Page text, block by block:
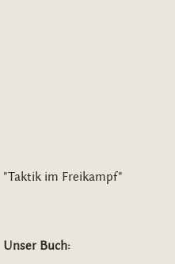
"Taktik im Freikampf"
Unser Buch: